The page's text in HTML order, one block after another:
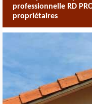
professionnelle RD
propriétaires